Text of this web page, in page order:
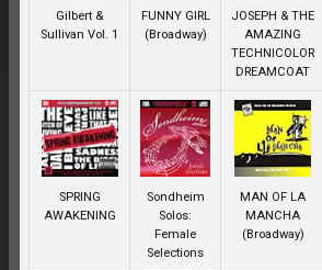
Gilbert &
Sullivan Vol. 1
FUNNY GIRL
(Broadway)
JOSEPH & THE
AMAZING
TECHNICOLOR
DREAMCOAT
SPRING
AWAKENING
Sondheim
Solos:
Female
Selections
MAN OF LA
MANCHA
(Broadway)